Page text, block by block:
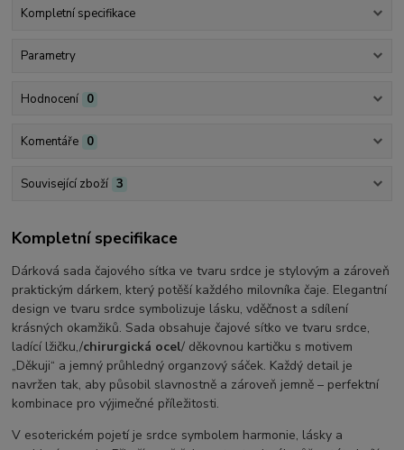
Kompletní specifikace
Parametry
Hodnocení 0
Komentáře 0
Související zboží 3
Kompletní specifikace
Dárková sada čajového sítka ve tvaru srdce je stylovým a zároveň
praktickým dárkem, který potěší každého milovníka čaje. Elegantní
design ve tvaru srdce symbolizuje lásku, vděčnost a sdílení
krásných okamžiků. Sada obsahuje čajové sítko ve tvaru srdce,
ladící lžičku,/chirurgická ocel/ děkovnou kartičku s motivem
„Děkuji“ a jemný průhledný organzový sáček. Každý detail je
navržen tak, aby působil slavnostně a zároveň jemně – perfektní
kombinace pro výjimečné příležitosti.
V esoterickém pojetí je srdce symbolem harmonie, lásky a